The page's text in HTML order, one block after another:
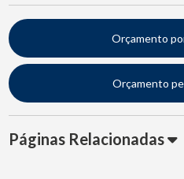
Orçamento
Orçamento
Páginas Relacionadas